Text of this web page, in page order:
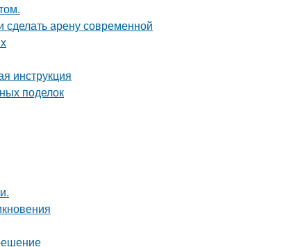
сделать арену современной
инструкция
поделок